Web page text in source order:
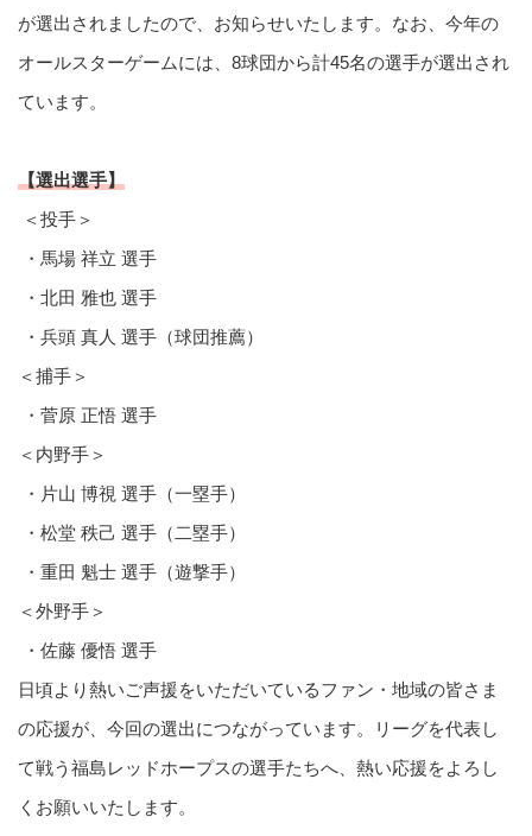
が選出されましたので、お知らせいたします。なお、今年の
オールスターゲームには、8球団から計45名の選手が選出され
ています。
【選出選手】
＜投手＞
・馬場 祥立 選手
・北田 雅也 選手
・兵頭 真人 選手（球団推薦）
＜捕手＞
・菅原 正悟 選手
＜内野手＞
・片山 博視 選手（一塁手）
・松堂 秩己 選手（二塁手）
・重田 魁士 選手（遊撃手）
＜外野手＞
・佐藤 優悟 選手
日頃より熱いご声援をいただいているファン・地域の皆さま
の応援が、今回の選出につながっています。リーグを代表し
て戦う福島レッドホープスの選手たちへ、熱い応援をよろし
くお願いいたします。